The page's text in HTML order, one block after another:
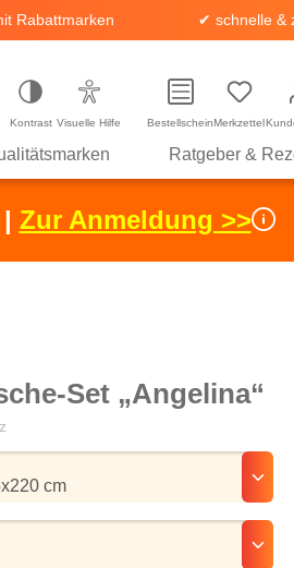
Rabattmarken ✔ schnelle &
Kontrast Visuelle Hilfe BestellscheinMerkzettel
Ratgeber &
Zur Anmeldung >>
Set „Angelina“